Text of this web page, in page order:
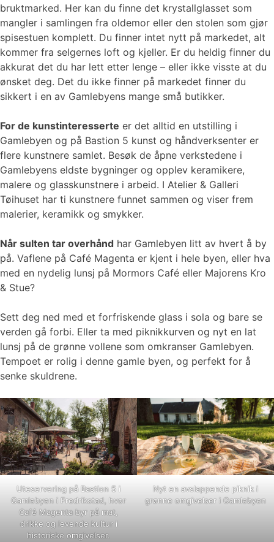
bruktmarked. Her kan du finne det krystallglasset som
mangler i samlingen fra oldemor eller den stolen som gjør
spisestuen komplett. Du finner intet nytt på markedet, alt
kommer fra selgernes loft og kjeller. Er du heldig finner du
akkurat det du har lett etter lenge – eller ikke visste at du
ønsket deg. Det du ikke finner på markedet finner du
sikkert i en av Gamlebyens mange små butikker.
For de kunstinteresserte er det alltid en utstilling i
Gamlebyen og på Bastion 5 kunst og håndverksenter er
flere kunstnere samlet. Besøk de åpne verkstedene i
Gamlebyens eldste bygninger og opplev keramikere,
malere og glasskunstnere i arbeid. I Atelier & Galleri
Tøihuset har ti kunstnere funnet sammen og viser frem
malerier, keramikk og smykker.
Når sulten tar overhånd har Gamlebyen litt av hvert å by
på. Vaflene på Café Magenta er kjent i hele byen, eller hva
med en nydelig lunsj på Mormors Café eller Majorens Kro
& Stue?
Sett deg ned med et forfriskende glass i sola og bare se
verden gå forbi. Eller ta med piknikkurven og nyt en lat
lunsj på de grønne vollene som omkranser Gamlebyen.
Tempoet er rolig i denne gamle byen, og perfekt for å
senke skuldrene.
Uteservering på Bastion 5 i
Gamlebyen i Fredrikstad, hvor
Café Magenta byr på mat,
drikke og levende kultur i
historiske omgivelser.
Nyt en avslappende piknik i
grønne omgivelser i Gamlebyen